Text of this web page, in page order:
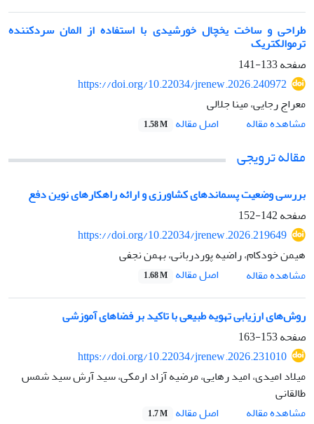
طراحی و ساخت یخچال خورشیدی با استفاده از المان سردکننده
ترموالکتریک
صفحه133-141
https://doi.org/10.22034/jrenew.2026.240972
معراج رجایی، مینا جلالی
مشاهده مقاله
اصل مقاله 1.58 M
مقاله ترویجی
بررسی وضعیت پسماندهای کشاورزی و ارائه راهکارهای نوین دفع
صفحه142-152
https://doi.org/10.22034/jrenew.2026.219649
هیمن خودکام، راضیه پوردربانی، بهمن نجفی
مشاهده مقاله
اصل مقاله 1.68 M
روش‌های ارزیابی تهویه طبیعی با تاکید بر فضاهای آموزشی
صفحه153-163
https://doi.org/10.22034/jrenew.2026.231010
میلاد امیدی، امید رهایی، مرضیه آزاد ارمکی، سید آرش سید شمس
طالقانی
مشاهده مقاله
اصل مقاله 1.7 M